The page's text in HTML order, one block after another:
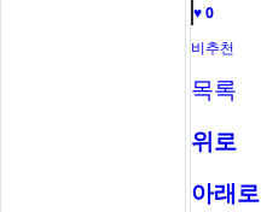
♥ 0
비추천
목록
위로
아래로